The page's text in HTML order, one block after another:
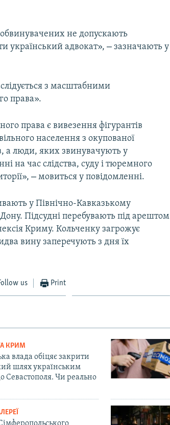
не допускають
український адвокат»,– зазначають у
з масштабними
права».
права є вивезення фігурантів
населення з окупованої
а люди, яких звинувачують у
на час слідства, суду і тюремного
– мовиться у повідомленні.
у Північно-Кавказькому
Підсудні перебувають під арештом
Криму. Кольченку загрожує
вину заперечують з дня їх
us Print
КРИМ
влада обіцяє закрити
шлях українським
Севастополя. Чи реально